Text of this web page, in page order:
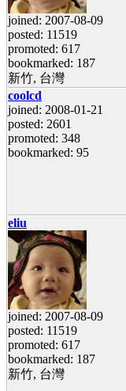
joined: 2007-08-09
posted: 11519
promoted: 617
bookmarked: 187
新竹, 台灣
coolcd
joined: 2008-01-21
posted: 2601
promoted: 348
bookmarked: 95
eliu
joined: 2007-08-09
posted: 11519
promoted: 617
bookmarked: 187
新竹, 台灣